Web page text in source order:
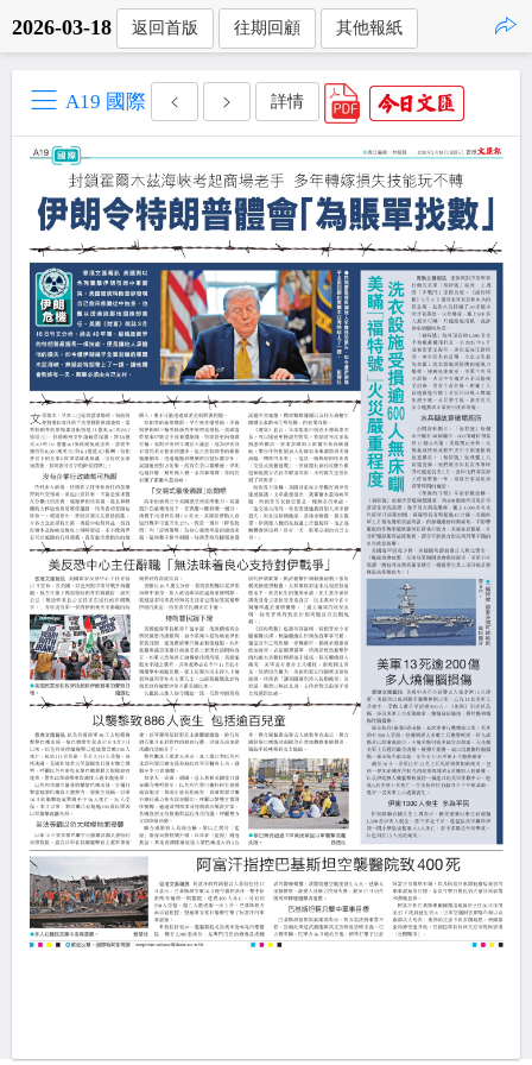
2026-03-18 返回首版 往期回顧 其他報紙
A19 國際 詳情